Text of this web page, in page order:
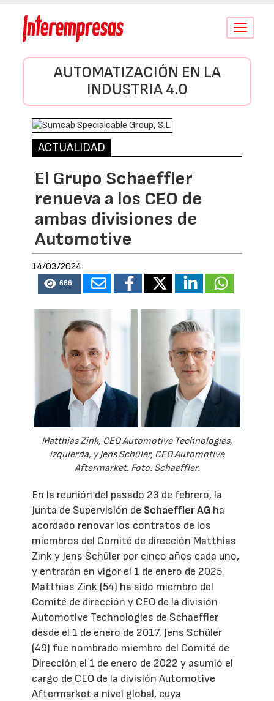
Conmutar
AUTOMATIZACIÓN EN LA
INDUSTRIA 4.0
ACTUALIDAD
El Grupo Schaeffler
renueva a los CEO de
ambas divisiones de
Automotive
14/03/2024
666
Matthias Zink, CEO Automotive Technologies,
izquierda, y Jens Schüler, CEO Automotive
Aftermarket. Foto: Schaeffler.
En la reunión del pasado 23 de febrero, la
Junta de Supervisión de Schaeffler AG ha
acordado renovar los contratos de los
miembros del Comité de dirección Matthias
Zink y Jens Schüler por cinco años cada uno,
y entrarán en vigor el 1 de enero de 2025.
Matthias Zink (54) ha sido miembro del
Comité de dirección y CEO de la división
Automotive Technologies de Schaeffler
desde el 1 de enero de 2017. Jens Schüler
(49) fue nombrado miembro del Comité de
Dirección el 1 de enero de 2022 y asumió el
cargo de CEO de la división Automotive
Aftermarket a nivel global, cuya